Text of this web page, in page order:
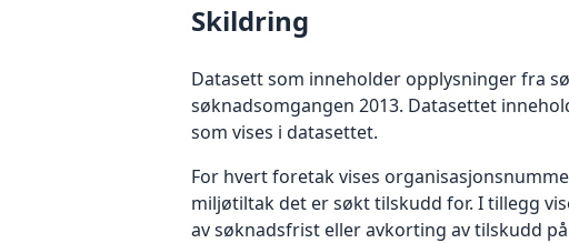
Skildring
Datasett som inneholder opplysninger fra
søknadsomgangen 2013. Datasettet
som vises i datasettet.
For hvert foretak vises
miljøtiltak det er søkt tilskudd for. I tillegg
av søknadsfrist eller avkorting av tilskudd